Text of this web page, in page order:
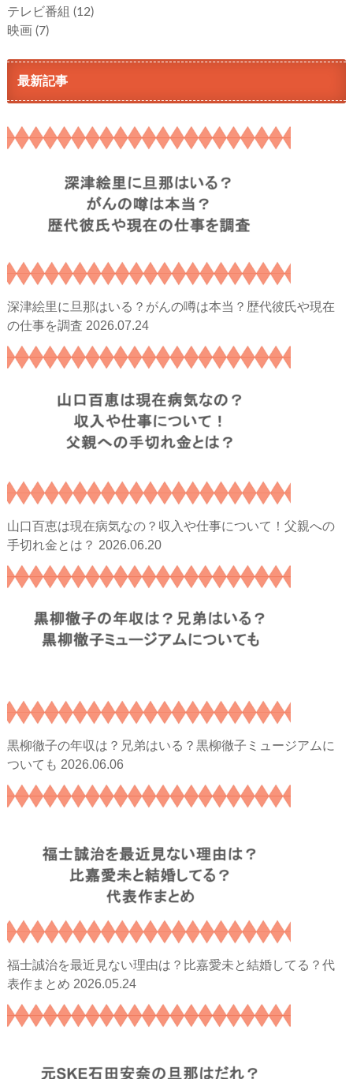
テレビ番組 (12)
映画 (7)
最新記事
深津絵里に旦那はいる？がんの噂は本当？歴代彼氏や現在
の仕事を調査 2026.07.24
山口百恵は現在病気なの？収入や仕事について！父親への
手切れ金とは？ 2026.06.20
黒柳徹子の年収は？兄弟はいる？黒柳徹子ミュージアムに
ついても 2026.06.06
福士誠治を最近見ない理由は？比嘉愛未と結婚してる？代
表作まとめ 2026.05.24